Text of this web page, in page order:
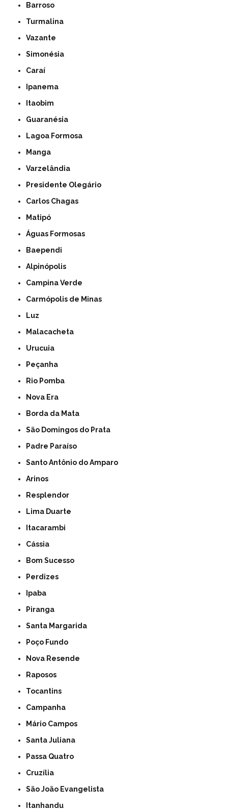
Barroso
Turmalina
Vazante
Simonésia
Caraí
Ipanema
Itaobim
Guaranésia
Lagoa Formosa
Manga
Varzelândia
Presidente Olegário
Carlos Chagas
Matipó
Águas Formosas
Baependi
Alpinópolis
Campina Verde
Carmópolis de Minas
Luz
Malacacheta
Urucuia
Peçanha
Rio Pomba
Nova Era
Borda da Mata
São Domingos do Prata
Padre Paraíso
Santo Antônio do Amparo
Arinos
Resplendor
Lima Duarte
Itacarambi
Cássia
Bom Sucesso
Perdizes
Ipaba
Piranga
Santa Margarida
Poço Fundo
Nova Resende
Raposos
Tocantins
Campanha
Mário Campos
Santa Juliana
Passa Quatro
Cruzília
São João Evangelista
Itanhandu